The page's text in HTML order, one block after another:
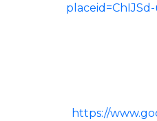
https://